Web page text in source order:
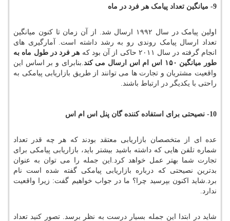
9- میانگین تعداد پیامک هر فرد در ماه
اولین پیامک در سال ۱۹۹۲ ارسال شد. از آن زمان تا کنون میانگین
تعداد ارسال پیامک روندی رو به رشد داشته است. آمارگیری های
انجام گرفته در سال ۲۰۱۱ حاکی از آن بود که
هر فرد در طول ماه به
طور میانگین ۱۵۰ اس ام اس ارسال می کند
.بنابرای و بر اساس این
واقعیت مشتریان و تجارت ها می توانند از طریق بازاریابی پیامکی به
راحتی با یکدیگر در ارتباط باشند.
10- نصیحتی برای استفاده کننده گان پنل اس ام اس
عده ای از متخصصان بازاریابی معتقد بودند که هر چه قدر تعداد
شماره تلفن هایی که داشته باشید بیشتر باید، بازاریابی پیامکی برای
تجارت شما بهتر عمل خواهد کرد.این جمله را می توان به عنوان
بدترین نصیحتی که درباره بازاریابی پیامکی گفته شده است نام
برد.شاید اکنون بپرسید چرا؟ ما در جواب خواهیم گفت: زیرا واقعیت
ندارد.
شاید در ابتدا این جمله بسیار درست به نظر برسد. تصور کنید تعداد